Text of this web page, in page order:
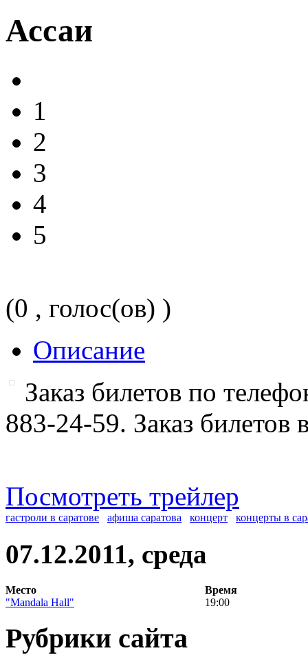
Ассаи
1
2
3
4
5
(0 , голос(ов) )
Описание
Заказ билетов по
883-24-59. Заказ
Посмотреть трейлер
гастроли в саратове афиша саратова концерт концерты в
07.12.2011, среда
Место
Время
"Mandala Hall"
19:00
Рубрики сайта